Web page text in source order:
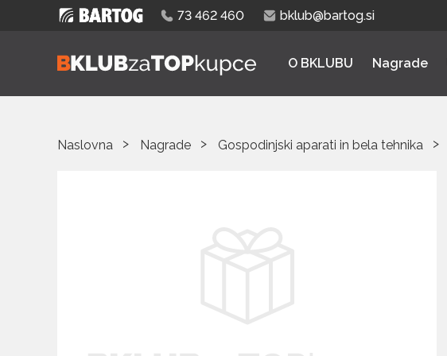
73 462 460 bklub@bartog.si
O BKLUBU Nagrade
Naslovna Nagrade Gospodinjski aparati in bela tehnika